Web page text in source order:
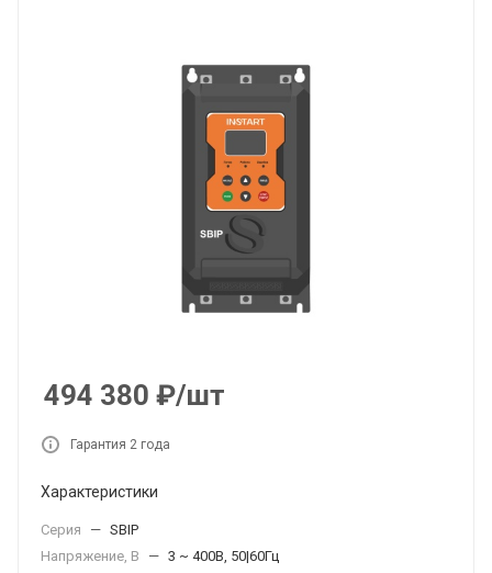
494 380 ₽/шт
Гарантия 2 года
Характеристики
Серия — SBIP
Напряжение, В
— 3 ~ 400В, 50|60Гц